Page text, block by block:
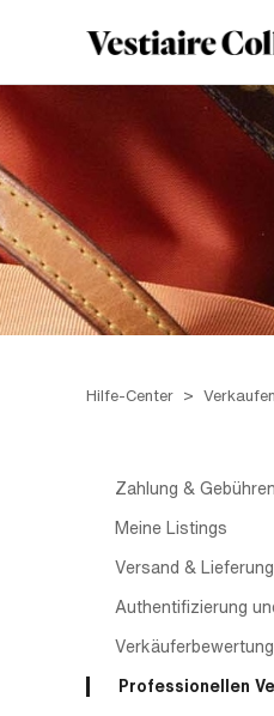
Hilfe-Center Verkaufen
Zahlung & Gebühren
Meine Listings
Versand & Lieferung
Authentifizierung
Professionellen